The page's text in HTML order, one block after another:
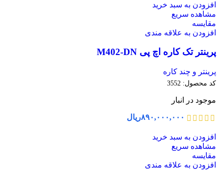
افزودن به سبد خرید
مشاهده سریع
مقایسه
افزودن به علاقه مندی
پرینتر تک کاره اچ پی M402-DN
پرینتر و چند کاره
کد محصول: 3552
موجود در انبار
۸۹۰,۰۰۰,۰۰۰ریال
افزودن به سبد خرید
مشاهده سریع
مقایسه
افزودن به علاقه مندی